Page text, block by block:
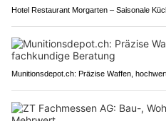
Hotel Restaurant Morgarten – Saisonale
Munitionsdepot.ch: Präzise Waffen,